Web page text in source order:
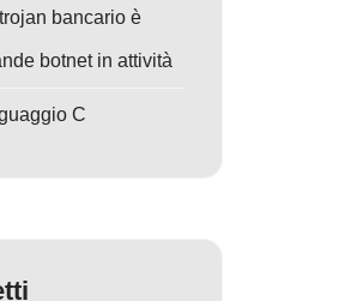
bancario è
botnet in attività
C